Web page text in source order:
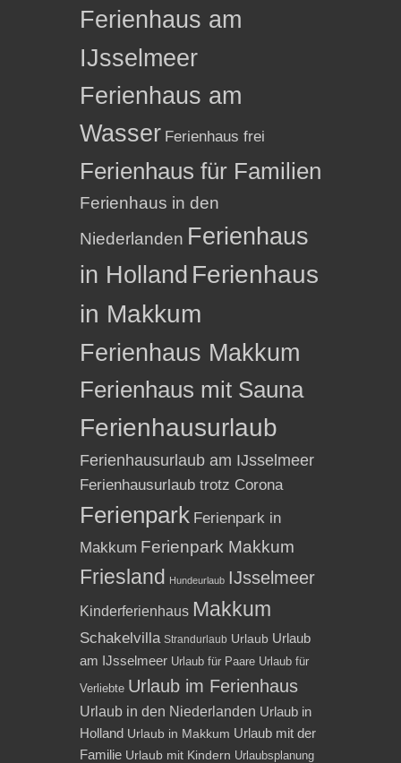
Ferienhaus am
IJsselmeer
Ferienhaus am
Wasser Ferienhaus frei
Ferienhaus für Familien
Ferienhaus in den
Niederlanden Ferienhaus
in Holland Ferienhaus
in Makkum
Ferienhaus Makkum
Ferienhaus mit Sauna
Ferienhausurlaub
Ferienhausurlaub am IJsselmeer
Ferienhausurlaub trotz Corona
Ferienpark Ferienpark in
Makkum Ferienpark Makkum
Friesland Hundeurlaub IJsselmeer
Kinderferienhaus Makkum
Schakelvilla Strandurlaub Urlaub Urlaub
am IJsselmeer Urlaub für Paare Urlaub für
Verliebte Urlaub im Ferienhaus
Urlaub in den Niederlanden Urlaub in
Holland Urlaub in Makkum Urlaub mit der
Familie Urlaub mit Kindern Urlaubsplanung